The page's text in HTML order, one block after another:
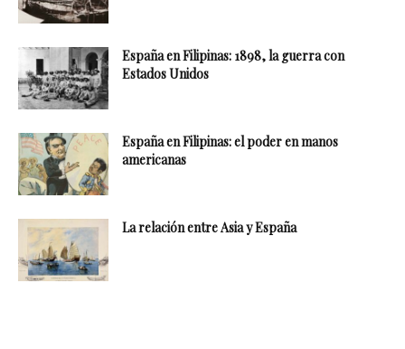
España en Filipinas: 1898, la guerra con
Estados Unidos
España en Filipinas: el poder en manos
americanas
La relación entre Asia y España